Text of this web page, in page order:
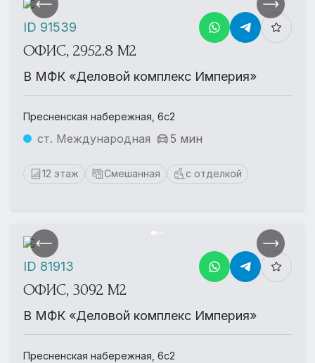
ОФИС, 2952.8 М2
В МФК «Деловой комплекс Империя»
Пресненская набережная, 6с2
ст. Международная 5 мин
12 этаж Смешанная с отделкой
ID 91539
ОФИС, 3092 М2
В МФК «Деловой комплекс Империя»
Пресненская набережная, 6с2
ID 81913